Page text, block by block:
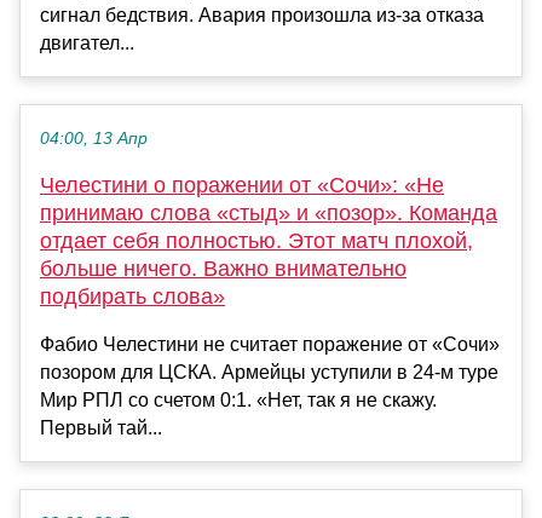
сигнал бедствия. Авария произошла из-за отказа
двигател...
04:00, 13 Апр
Челестини о поражении от «Сочи»: «Не
принимаю слова «стыд» и «позор». Команда
отдает себя полностью. Этот матч плохой,
больше ничего. Важно внимательно
подбирать слова»
Фабио Челестини не считает поражение от «Сочи»
позором для ЦСКА. Армейцы уступили в 24-м туре
Мир РПЛ со счетом 0:1. «Нет, так я не скажу.
Первый тай...